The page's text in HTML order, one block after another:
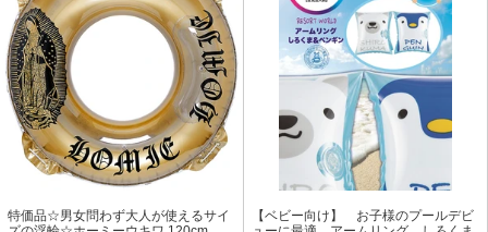
特価品☆男女問わず大人が使えるサイ
【ベビー向け】 お子様のプールデビ